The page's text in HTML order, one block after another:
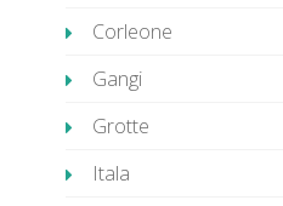
Corleone
Gangi
Grotte
Itala